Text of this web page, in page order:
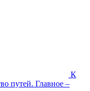
К
путей. Главное –